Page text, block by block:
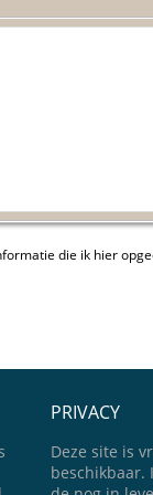
die ik hier
PRIVACY
Deze site is
beschikbaar.